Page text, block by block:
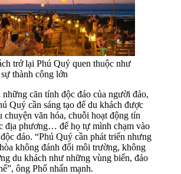
trở lại Phú Quý quen thuộc như
thành công lớn
căn tính độc đáo của người đảo,
Quý cần sáng tạo để du khách được
chuyện văn hóa, chuỗi hoạt động tín
địa phương… để họ tự mình chạm vào
đáo. “Phú Quý cần phát triển nhưng
không đánh đổi môi trường, không
du khách như những vùng biển, đảo
ông Phố nhấn mạnh.